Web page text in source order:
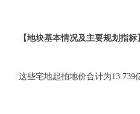
【地块基本情况及主要规划指标
这些宅地起拍地价合计为